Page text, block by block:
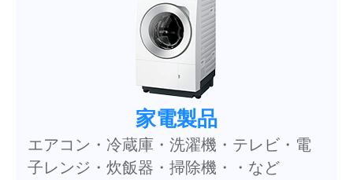
家電製品
エアコン・冷蔵庫・洗濯機・テレビ・電
子レンジ・炊飯器・掃除機・・など